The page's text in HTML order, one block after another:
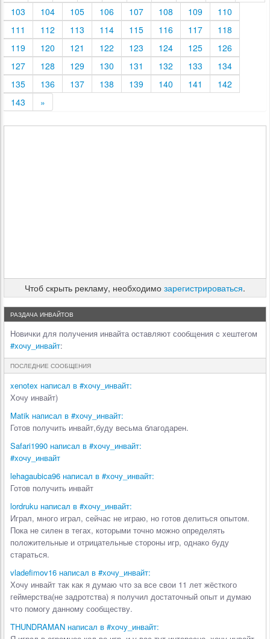
103
104 105 106 107 108 109
110
111
112 113 114 115 116 117
118
119
120 121 122 123 124 125
126
127
128 129 130 131 132 133
134
135
136 137 138 139 140 141
142
143
»
Чтоб скрыть рекламу, необходимо зарегистрироваться.
РАЗДАЧА ИНВАЙТОВ
Новички для получения инвайта оставляют сообщения c хештегом
#хочу_инвайт:
ПОСЛЕДНИЕ СООБЩЕНИЯ
xenotex написал в #хочу_инвайт:
Хочу инвайт)
Matik написал в #хочу_инвайт:
Готов получить инвайт,буду весьма благодарен.
Safari1990 написал в #хочу_инвайт:
#хочу_инвайт
lehagaubica96 написал в #хочу_инвайт:
Готов получить инвайт
lordruku написал в #хочу_инвайт:
Играл, много играл, сейчас не играю, но готов делиться опытом.
Пока не силен в тегах, которыми точно можно определять
положительные и отрицательные стороны игр, однако буду
стараться.
vladefimov16 написал в #хочу_инвайт:
Хочу инвайт так как я думаю что за все свои 11 лет жёсткого
геймерства(не задротства) я получил достаточный опыт и думаю
что помогу данному сообществу.
THUNDRAMAN написал в #хочу_инвайт: